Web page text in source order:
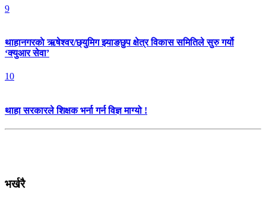
9
थाहानगरकाे ऋषेश्वर/छ्युमिग झ्याङछुप क्षेत्र विकास समितिले सुरु गर्यो
‘क्युआर सेवा’
10
थाहा सरकारले शिक्षक भर्ना गर्न विज्ञ माग्यो !
भर्खरै